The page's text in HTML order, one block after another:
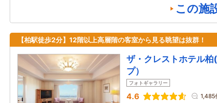
この施
【柏駅徒歩2分】12階以上高層階の客室から見る眺望は抜群！
ザ・クレストホテル
プ）
フォトギャラリー
4.6 1,485